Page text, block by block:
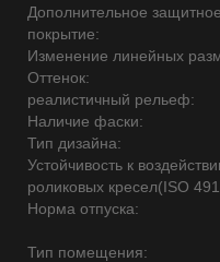
Дополнительное защитное
покрытие:
Изменение линейных
Оттенок:
реалистичный рельеф:
Наличие фаски:
Тип дизайна:
Устойчивость к
роликовых кресел(ISO
Норма отпуска:
Тип помещения: